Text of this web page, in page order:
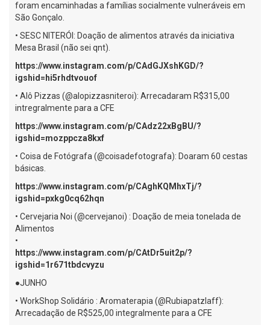
foram encaminhadas a famílias socialmente vulneráveis em
São Gonçalo.
• SESC NITERÓI: Doação de alimentos através da iniciativa
Mesa Brasil (não sei qnt).
https://www.instagram.com/p/CAdGJXshKGD/?
igshid=hi5rhdtvouof
• Alô Pizzas (@alopizzasniteroi): Arrecadaram R$315,00
intregralmente para a CFE
https://www.instagram.com/p/CAdz22xBgBU/?
igshid=mozppcza8kxf
• Coisa de Fotógrafa (@coisadefotografa): Doaram 60 cestas
básicas.
https://www.instagram.com/p/CAghKQMhxTj/?
igshid=pxkg0cq62hqn
• Cervejaria Noi (@cervejanoi) : Doação de meia tonelada de
Alimentos
•
https://www.instagram.com/p/CAtDr5uit2p/?
igshid=1r671tbdcvyzu
●JUNHO
• WorkShop Solidário : Aromaterapia (@Rubiapatzlaff):
Arrecadação de R$525,00 integralmente para a CFE